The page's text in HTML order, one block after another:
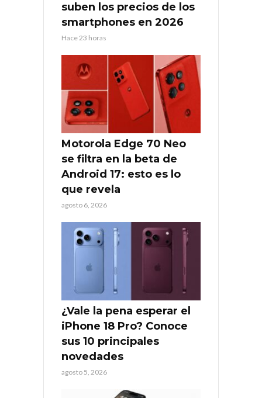
suben los precios de los
smartphones en 2026
Hace 23 horas
Motorola Edge 70 Neo
se filtra en la beta de
Android 17: esto es lo
que revela
agosto 6, 2026
¿Vale la pena esperar el
iPhone 18 Pro? Conoce
sus 10 principales
novedades
agosto 5, 2026